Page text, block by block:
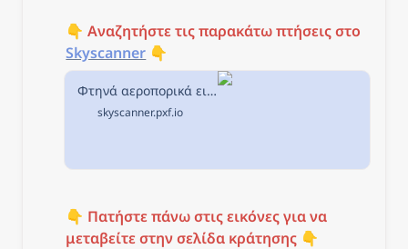
👇 Αναζητήστε τις παρακάτω πτήσεις στο
Skyscanner 👇
Φτηνά αεροπορικά εισιτήρια από Αθήνα προς Βασιλεία στην Skyscanner
skyscanner.pxf.io
👇 Πατήστε πάνω στις εικόνες για να
μεταβείτε στην σελίδα κράτησης 👇